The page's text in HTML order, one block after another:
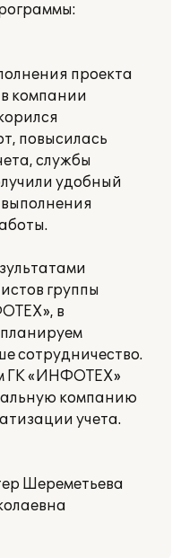
проекта
компании
повысилась
службы
удобный
группы
в
сотрудничество.
ГК «ИНФОТЕХ»
компанию
учета.
Шереметьева